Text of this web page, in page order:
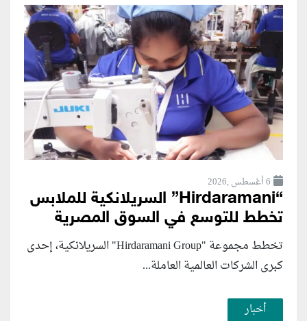
6 أغسطس ,2026
“Hirdaramani” السريلانكية للملابس
تخطط للتوسع في السوق المصرية
تخطط مجموعة "Hirdaramani Group" السريلانكية، إحدى
كبرى الشركات العالمية العاملة...
أخبار